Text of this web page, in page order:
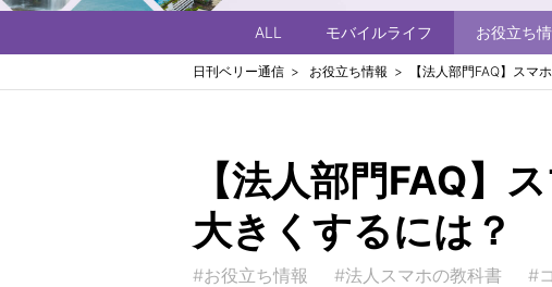
ALL モバイルライフ お役立ち
日刊ベリー通信 お役立ち情報 【法人部門FAQ】スマ
【法人部門FAQ】
大きくするには？
#お役立ち情報 #法人スマホの教科書 #